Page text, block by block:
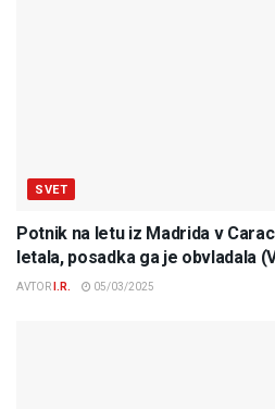
SVET
Potnik na letu iz Madrida v
letala, posadka ga je obvladala
AVTOR I.R. 05/03/2025